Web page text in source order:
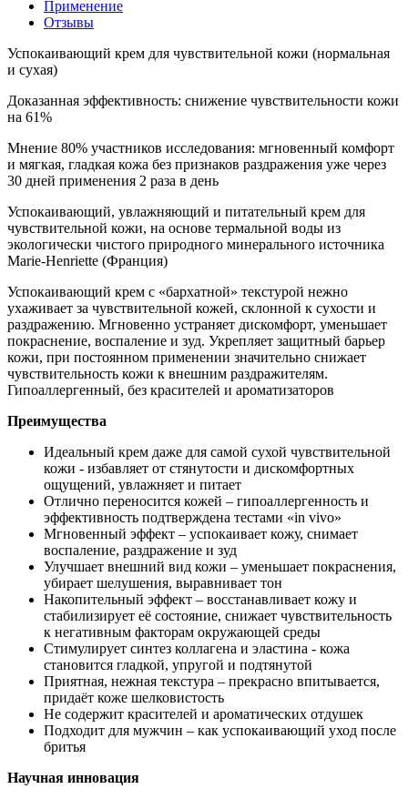
Применение
Отзывы
Успокаивающий крем для чувствительной кожи (нормальная
и сухая)
Доказанная эффективность: снижение чувствительности кожи
на 61%
Мнение 80% участников исследования: мгновенный комфорт
и мягкая, гладкая кожа без признаков раздражения уже через
30 дней применения 2 раза в день
Успокаивающий, увлажняющий и питательный крем для
чувствительной кожи, на основе термальной воды из
экологически чистого природного минерального источника
Marie-Henriette (Франция)
Успокаивающий крем с «бархатной» текстурой нежно
ухаживает за чувствительной кожей, склонной к сухости и
раздражению. Мгновенно устраняет дискомфорт, уменьшает
покраснение, воспаление и зуд. Укрепляет защитный барьер
кожи, при постоянном применении значительно снижает
чувствительность кожи к внешним раздражителям.
Гипоаллергенный, без красителей и ароматизаторов
Преимущества
Идеальный крем даже для самой сухой чувствительной
кожи - избавляет от стянутости и дискомфортных
ощущений, увлажняет и питает
Отлично переносится кожей – гипоаллергенность и
эффективность подтверждена тестами «in vivo»
Мгновенный эффект – успокаивает кожу, снимает
воспаление, раздражение и зуд
Улучшает внешний вид кожи – уменьшает покраснения,
убирает шелушения, выравнивает тон
Накопительный эффект – восстанавливает кожу и
стабилизирует её состояние, снижает чувствительность
к негативным факторам окружающей среды
Стимулирует синтез коллагена и эластина - кожа
становится гладкой, упругой и подтянутой
Приятная, нежная текстура – прекрасно впитывается,
придаёт коже шелковистость
Не содержит красителей и ароматических отдушек
Подходит для мужчин – как успокаивающий уход после
бритья
Научная инновация